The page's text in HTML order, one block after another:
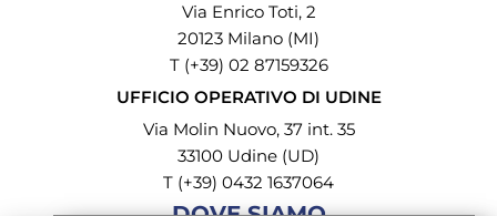
Via Enrico Toti, 2
20123 Milano (MI)
T (+39) 02 87159326
UFFICIO OPERATIVO DI UDINE
Via Molin Nuovo, 37 int. 35
33100 Udine (UD)
T (+39) 0432 1637064